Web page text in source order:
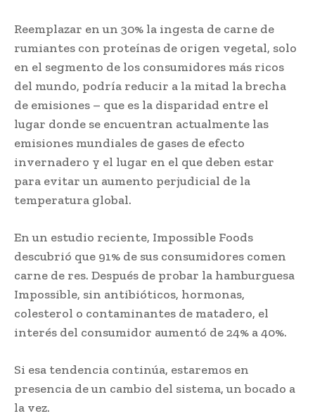
Reemplazar en un 30% la ingesta de carne de
rumiantes con proteínas de origen vegetal, solo
en el segmento de los consumidores más ricos
del mundo, podría reducir a la mitad la brecha
de emisiones – que es la disparidad entre el
lugar donde se encuentran actualmente las
emisiones mundiales de gases de efecto
invernadero y el lugar en el que deben estar
para evitar un aumento perjudicial de la
temperatura global.
En un estudio reciente, Impossible Foods
descubrió que 91% de sus consumidores comen
carne de res. Después de probar la hamburguesa
Impossible, sin antibióticos, hormonas,
colesterol o contaminantes de matadero, el
interés del consumidor aumentó de 24% a 40%.
Si esa tendencia continúa, estaremos en
presencia de un cambio del sistema, un bocado a
la vez.